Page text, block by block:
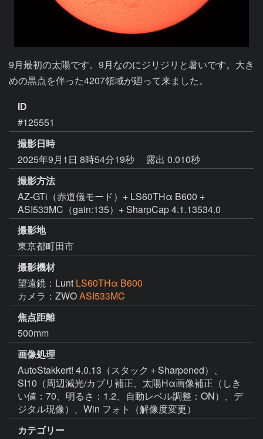
9月最初の太陽です。9月なのにジリジリと暑いです。大き
めの黒点を伴った4207領域が廻って来ました。
ID
#125551
撮影日時
2025年9月1日 8時54分19秒
露出 0.010秒
撮影方法
AZ-GTi（赤道儀モード）+ LS60THα B600 +
ASI533MC（gain:135）+ SharpCap 4.1.13534.0
撮影地
東京都町田市
撮影機材
望遠鏡：Lunt LS60THα B600
カメラ：ZWOASI533MC
焦点距離
500mm
画像処理
AutoStakkert! 4.0.13（スタック＋Sharpened）、
SI10（周辺減光/カブリ補正、太陽Hα画像補正（しき
い値：70、明るさ：1.2、自動レベル調整：ON）、デ
ジタル現像）、Win フォト（解像度変更）
カテゴリー